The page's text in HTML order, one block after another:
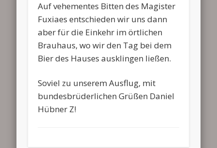
Auf vehementes Bitten des Magister
Fuxiaes entschieden wir uns dann
aber für die Einkehr im örtlichen
Brauhaus, wo wir den Tag bei dem
Bier des Hauses ausklingen ließen.
Soviel zu unserem Ausflug, mit
bundesbrüderlichen Grüßen Daniel
Hübner Z!